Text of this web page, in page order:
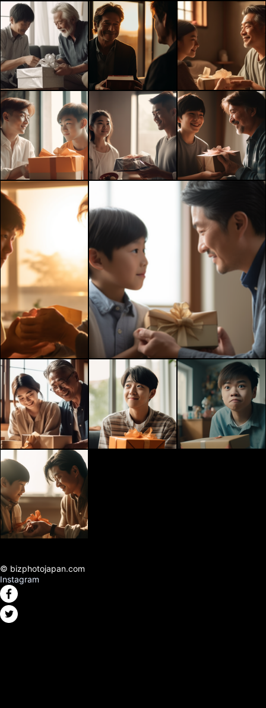
© bizphotojapan.com
Instagram